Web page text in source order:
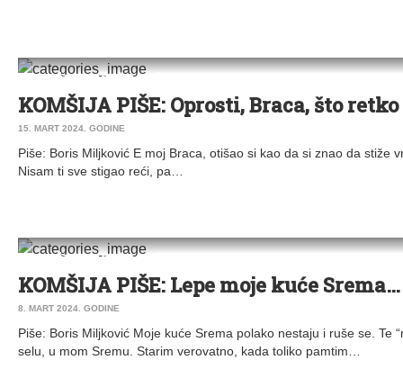
DRUŠTVO KOMŠIJA PIŠE
KOMŠIJA PIŠE: Oprosti, Braca, što
15. MART 2024. GODINE
Piše: Boris Miljković E moj Braca, otišao si kao da si znao da stiže
Nisam ti sve stigao reći, pa…
DRUŠTVO KOMŠIJA PIŠE
KOMŠIJA PIŠE: Lepe moje kuće Srema…
8. MART 2024. GODINE
Piše: Boris Miljković Moje kuće Srema polako nestaju i ruše se. Te
selu, u mom Sremu. Starim verovatno, kada toliko pamtim…